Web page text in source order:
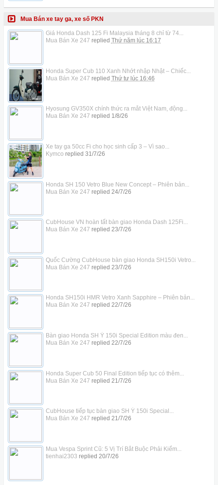
Mua Bán xe tay ga, xe số PKN
Giá Honda Dash 125 Fi Malaysia tháng 8 chỉ từ 74...
Mua Bán Xe 247 replied Thứ năm lúc 16:17
Honda Super Cub 110 Xanh Nhớt nhập Nhật – Chiếc...
Mua Bán Xe 247 replied Thứ tư lúc 16:46
Hyosung GV350X chính thức ra mắt Việt Nam, động...
Mua Bán Xe 247 replied 1/8/26
Xe tay ga 50cc Fi cho học sinh cấp 3 – Vì sao...
Kymco replied 31/7/26
Honda SH 150 Vetro Blue New Concept – Phiên bản...
Mua Bán Xe 247 replied 24/7/26
CubHouse VN hoàn tất bàn giao Honda Dash 125Fi...
Mua Bán Xe 247 replied 23/7/26
Quốc Cường CubHouse bàn giao Honda SH150i Vetro...
Mua Bán Xe 247 replied 23/7/26
Honda SH150i HMR Vetro Xanh Sapphire – Phiên bản...
Mua Bán Xe 247 replied 22/7/26
Bàn giao Honda SH Ý 150i Special Edition màu đen...
Mua Bán Xe 247 replied 22/7/26
Honda Super Cub 50 Final Edition tiếp tục có thêm...
Mua Bán Xe 247 replied 21/7/26
CubHouse tiếp tục bàn giao SH Ý 150i Special...
Mua Bán Xe 247 replied 21/7/26
Mua Vespa Sprint Cũ: 5 Vị Trí Bắt Buộc Phải Kiểm...
tienhai2303 replied 20/7/26